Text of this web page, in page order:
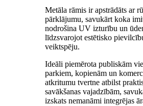
Metāla rāmis ir apstrādāts ar
pārklājumu, savukārt koka
nodrošina UV izturību un
līdzsvarojot estētisko
veiktspēju.
Ideāli piemērota publiskām
parkiem, kopienām un
atkritumu tvertne atbilst
savākšanas vajadzībām,
izskats nemanāmi integrējas